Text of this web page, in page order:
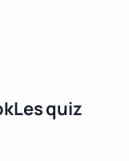
Les quiz